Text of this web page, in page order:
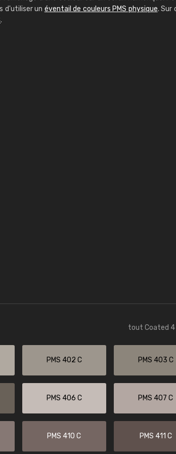
d'utiliser un éventail de couleurs PMS physique. Sur
.
tout Coated 4
PMS 402 C PMS 403 C
PMS 406 C PMS 407 C
PMS 410 C PMS 411 C